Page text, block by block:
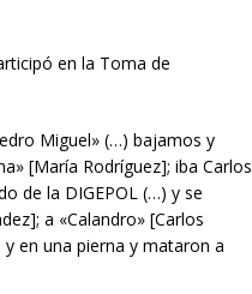
en la Toma de
Miguel» (…) bajamos y
[María Rodríguez]; iba Carlos
de la DIGEPOL (…) y se
a «Calandro» [Carlos
en una pierna y mataron a